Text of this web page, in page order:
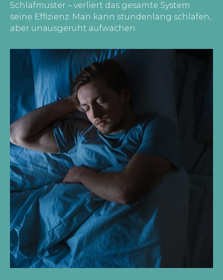
Schlafmuster – verliert das gesamte System
seine Effizienz. Man kann stundenlang schlafen,
aber unausgeruht aufwachen.